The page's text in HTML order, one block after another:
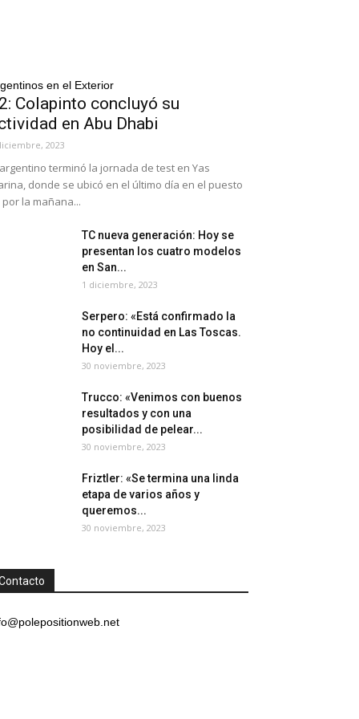
en el Exterior
Colapinto concluyó su
en Abu Dhabi
2023
terminó la jornada de test en Yas
donde se ubicó en el último día en el puesto
por la mañana...
TC nueva generación: Hoy se
presentan los cuatro modelos
en San...
1 diciembre, 2023
Serpero: «Está confirmado la
no continuidad en Las Toscas.
Hoy el...
30 noviembre, 2023
Trucco: «Venimos con buenos
resultados y con una
posibilidad de pelear...
30 noviembre, 2023
Friztler: «Se termina una linda
etapa de varios años y
queremos...
30 noviembre, 2023